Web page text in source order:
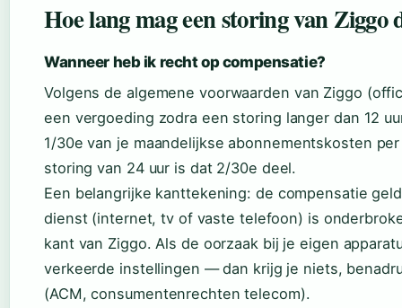
Hoe lang mag een storing van Ziggo
Wanneer heb ik recht op compensatie?
Volgens de algemene voorwaarden van Ziggo
een vergoeding zodra een storing langer dan 12
1/30e van je maandelijkse abonnementskosten
storing van 24 uur is dat 2/30e deel.
Een belangrijke kanttekening: de compensatie
dienst (internet, tv of vaste telefoon) is
kant van Ziggo. Als de oorzaak bij je eigen
verkeerde instellingen — dan krijg je niets,
(ACM, consumentenrechten telecom).